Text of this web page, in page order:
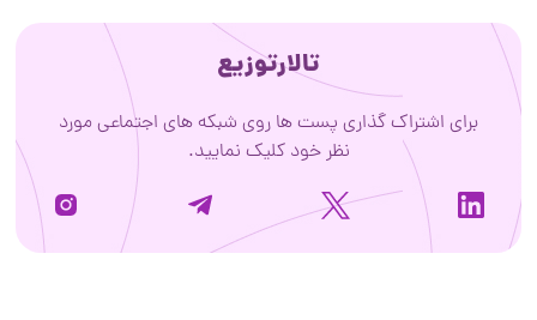
تالارتوزیع
برای اشتراک گذاری پست ها روی شبکه های اجتماعی مورد
نظر خود کلیک نمایید.